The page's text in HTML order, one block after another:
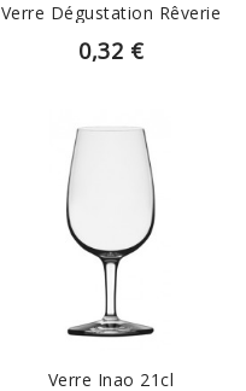
Verre Dégustation Rêverie
0,32 €
EN SAVOIR PLUS
Verre Inao 21cl